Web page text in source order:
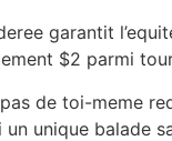
garantit
$2 parmi
pas de toi-meme
un unique balade